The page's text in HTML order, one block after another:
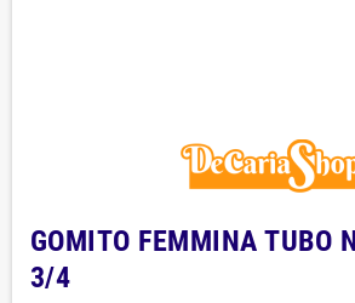
GOMITO FEMMINA TUBO
3/4